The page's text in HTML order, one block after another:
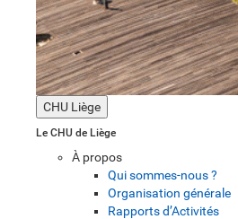
CHU Liège
Le CHU de Liège
À propos
Qui sommes-nous ?
Organisation générale
Rapports d’Activités